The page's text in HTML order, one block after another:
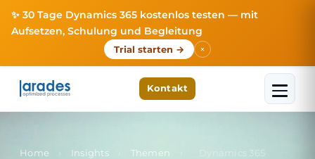
✨ 30 Tage Dynamics 365 kostenlos testen — mit
Aufsetzen, Schulung und Begleitung
Trial starten → ×
Kontakt
Home › Insights Themen
Dynamics 365